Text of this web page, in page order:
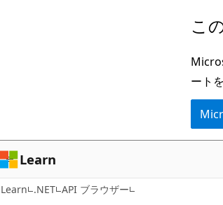
ン
ツ
に
ス
ゲ
ー
シ
ョ
こ
ート
Learn
Learn .NET API ブラウザー